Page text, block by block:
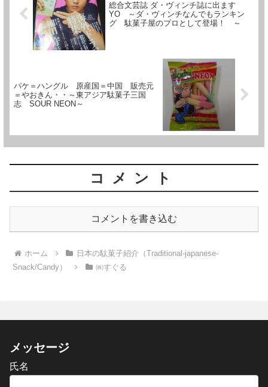
総合文芸誌 ダ・ヴィンチ誌に出ます
YO ～ダ・ヴィンチなんでもランキン
グ 駄菓子屋のプロとして登場！ ～
パケ＝ハングル 原産国＝中国 販売元
＝やおきん・・～東アジア駄菓子三国
志 SOUR NEON～
コメント
コメントを書き込む
ホーム
日本の駄菓子紹介（Traditional-japanese-
Snack/Candy）
㈱すぐる
メッセージ
氏名